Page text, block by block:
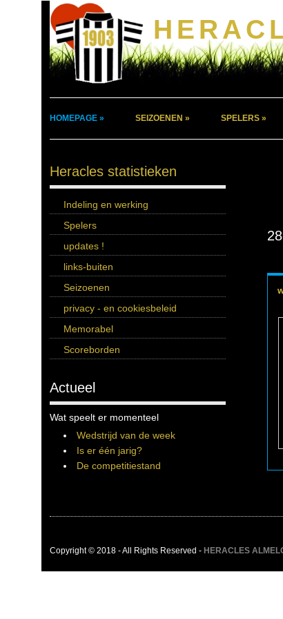
HOMEPAGE » SEIZOENEN » SPELERS »
Heracles statistieken
Indeling en werking
Spelers
updates !
links-buiten
Seizoenen
privacy - en cookiesbeleid
Memorabel
Scoreborden
Actueel
Wat speelt er momenteel
Wedstrijd van de week
Is er één jarig?
De competitiestand
Copyright © 2018 - All Rights Reserved - HERACLES